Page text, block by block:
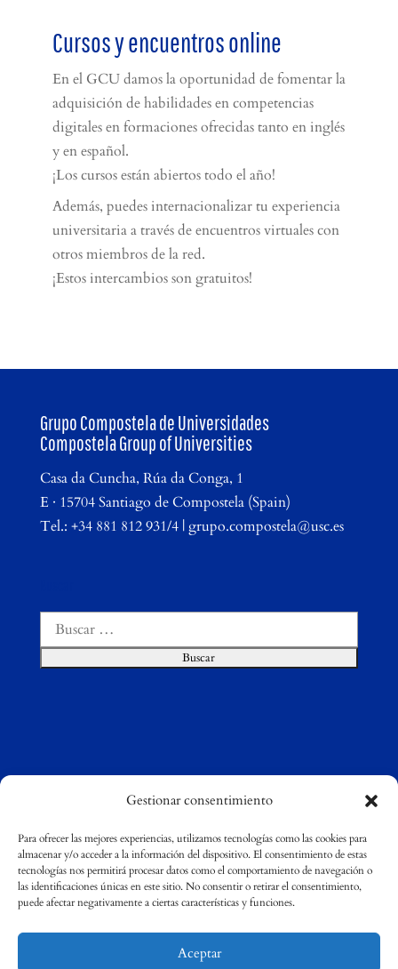
Gestionar consentimiento
Para ofrecer las mejores experiencias, utilizamos tecnologías como las cookies para
almacenar y/o acceder a la información del dispositivo. El consentimiento de estas
tecnologías nos permitirá procesar datos como el comportamiento de navegación o
las identificaciones únicas en este sitio. No consentir o retirar el consentimiento,
puede afectar negativamente a ciertas características y funciones.
Aceptar
Cursos y encuentros online
En el GCU damos la oportunidad de fomentar la
adquisición de habilidades en competencias
digitales en formaciones ofrecidas tanto en inglés
y en español.
¡Los cursos están abiertos todo el año!
Además, puedes internacionalizar tu experiencia
universitaria a través de encuentros virtuales con
otros miembros de la red.
¡Estos intercambios son gratuitos!
Grupo Compostela de Universidades
Compostela Group of Universities
Casa da Cuncha, Rúa da Conga, 1
E · 15704 Santiago de Compostela (Spain)
Tel.: +34 881 812 931/4 | grupo.compostela@usc.es
Buscar:
©Compostela Group of Universities / Grupo
Compostela de Universidades